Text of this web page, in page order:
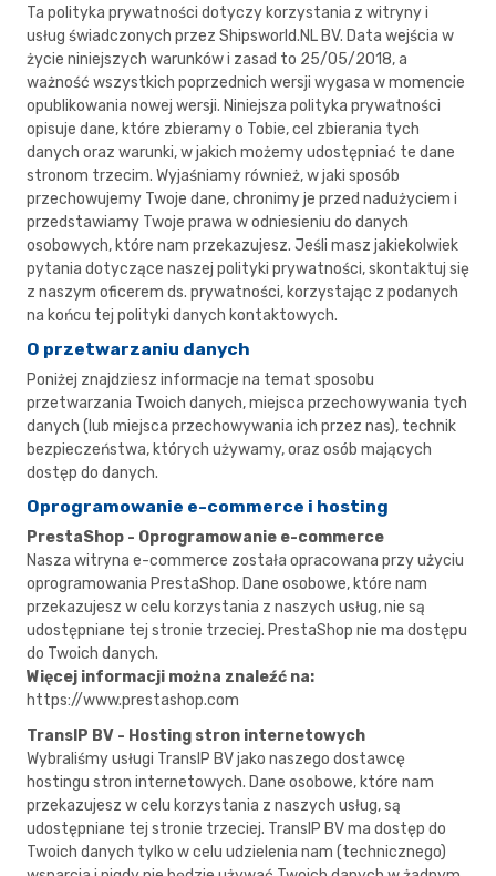
Ta polityka prywatności dotyczy korzystania z witryny i
usług świadczonych przez Shipsworld.NL BV. Data wejścia w
życie niniejszych warunków i zasad to 25/05/2018, a
ważność wszystkich poprzednich wersji wygasa w momencie
opublikowania nowej wersji. Niniejsza polityka prywatności
opisuje dane, które zbieramy o Tobie, cel zbierania tych
danych oraz warunki, w jakich możemy udostępniać te dane
stronom trzecim. Wyjaśniamy również, w jaki sposób
przechowujemy Twoje dane, chronimy je przed nadużyciem i
przedstawiamy Twoje prawa w odniesieniu do danych
osobowych, które nam przekazujesz. Jeśli masz jakiekolwiek
pytania dotyczące naszej polityki prywatności, skontaktuj się
z naszym oficerem ds. prywatności, korzystając z podanych
na końcu tej polityki danych kontaktowych.
O przetwarzaniu danych
Poniżej znajdziesz informacje na temat sposobu
przetwarzania Twoich danych, miejsca przechowywania tych
danych (lub miejsca przechowywania ich przez nas), technik
bezpieczeństwa, których używamy, oraz osób mających
dostęp do danych.
Oprogramowanie e-commerce i hosting
PrestaShop - Oprogramowanie e-commerce
Nasza witryna e-commerce została opracowana przy użyciu
oprogramowania PrestaShop. Dane osobowe, które nam
przekazujesz w celu korzystania z naszych usług, nie są
udostępniane tej stronie trzeciej. PrestaShop nie ma dostępu
do Twoich danych.
Więcej informacji można znaleźć na:
https://www.prestashop.com
TransIP BV - Hosting stron internetowych
Wybraliśmy usługi TransIP BV jako naszego dostawcę
hostingu stron internetowych. Dane osobowe, które nam
przekazujesz w celu korzystania z naszych usług, są
udostępniane tej stronie trzeciej. TransIP BV ma dostęp do
Twoich danych tylko w celu udzielenia nam (technicznego)